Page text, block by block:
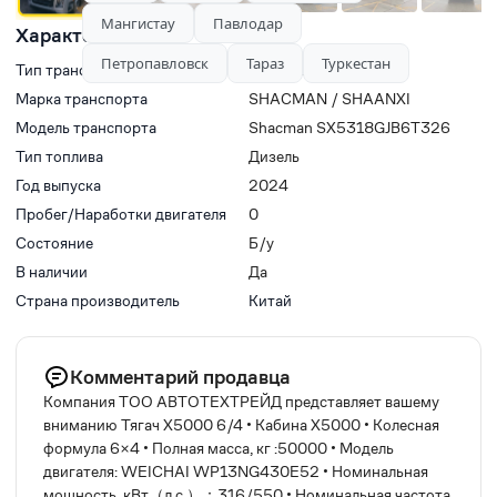
Характеристики
Тип транспорта
Тягачи седельные
Марка транспорта
SHACMAN / SHAANXI
Модель транспорта
Shacman SX5318GJB6T326
Тип топлива
Дизель
Год выпуска
2024
Пробег/Наработки двигателя
0
Состояние
Б/у
В наличии
Да
Страна производитель
Китай
Комментарий продавца
Компания ТОО АВТОТЕХТРЕЙД представляет вашему
вниманию Тягач Х5000 6/4 • Кабина X5000 • Колесная
формула 6×4 • Полная масса, кг :50000 • Модель
двигателя: WEICHAI WP13NG430E52 • Номинальная
Мангистау
Павлодар
Петропавловск
Тараз Туркестан